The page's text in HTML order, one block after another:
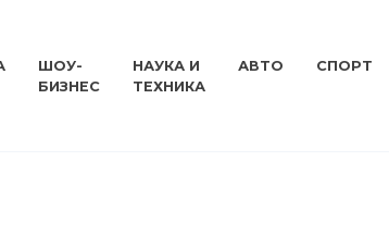
ШОУ-
БИЗНЕС
НАУКА И
ТЕХНИКА
АВТО СПОРТ